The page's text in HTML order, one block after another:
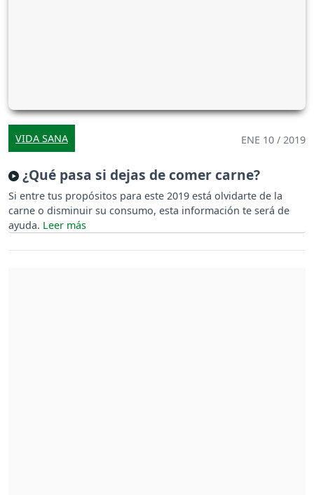
VIDA SANA ENE 10 / 2019
¿Qué pasa si dejas de comer carne?
Si entre tus propósitos para este 2019 está olvidarte de la
carne o disminuir su consumo, esta información te será de
ayuda.